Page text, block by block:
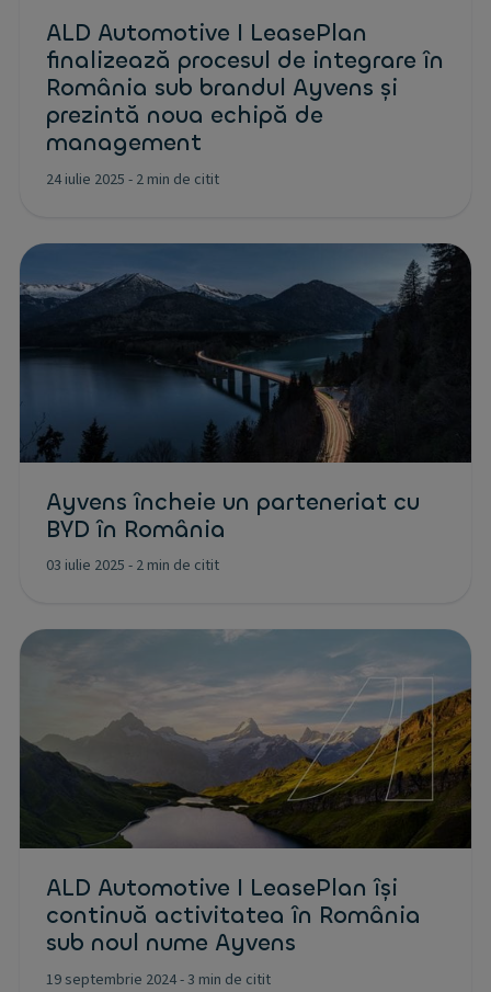
ALD Automotive I LeasePlan
finalizează procesul de integrare în
România sub brandul Ayvens și
prezintă noua echipă de
management
24 iulie 2025 - 2 min de citit
Ayvens încheie un parteneriat cu
BYD în România
03 iulie 2025 - 2 min de citit
ALD Automotive I LeasePlan își
continuă activitatea în România
sub noul nume Ayvens
19 septembrie 2024-3 min de citit